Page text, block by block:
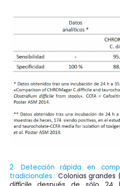
2. Detección rápida en
tradicionales : Colonias